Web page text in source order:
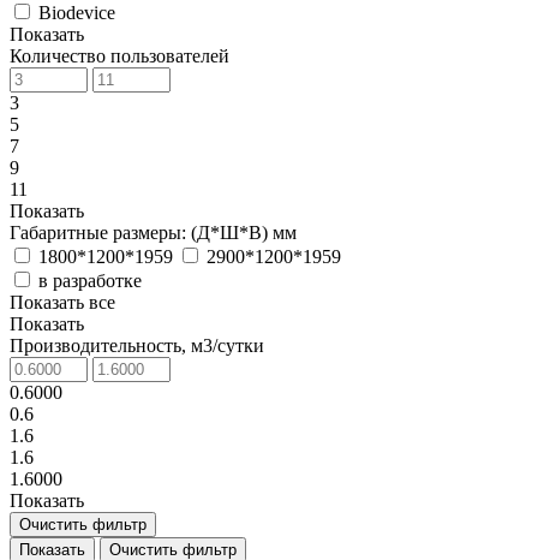
Biodevice
Показать
Количество пользователей
3
5
7
9
11
Показать
Габаритные размеры: (Д*Ш*В) мм
1800*1200*1959
2900*1200*1959
в разработке
Показать все
Показать
Производительность, м3/сутки
0.6000
0.6
1.6
1.6
1.6000
Показать
Очистить фильтр
Очистить фильтр